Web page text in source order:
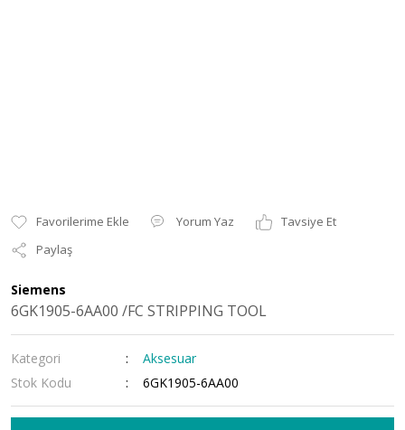
Yorum Yaz
Tavsiye Et
Paylaş
Siemens
6GK1905-6AA00 /FC STRIPPING TOOL
Kategori
Aksesuar
Stok Kodu
6GK1905-6AA00